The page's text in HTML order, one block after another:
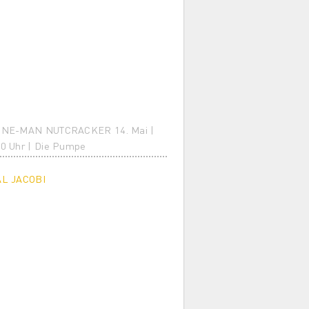
MAN NUTCRACKER 14. Mai |
Uhr | Die Pumpe
JACOBI